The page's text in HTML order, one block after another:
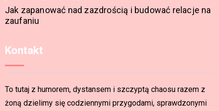
Jak zapanować nad zazdrością i budować relacje na
zaufaniu
Kontakt
To tutaj z humorem, dystansem i szczyptą chaosu razem z
żoną dzielimy się codziennymi przygodami, sprawdzonymi